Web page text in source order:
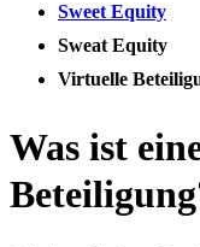
Sweet Equity
Sweat Equity
Virtuelle
Was ist